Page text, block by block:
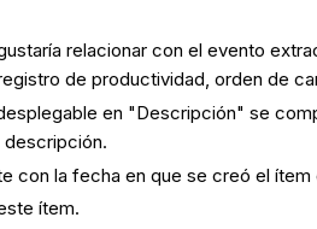
relacionar con el evento
de productividad, orden de
en "Descripción" se
descripción.
con la fecha en que se creó el ítem
ítem.